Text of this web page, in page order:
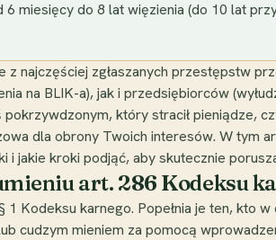
miesięcy do 8 lat więzienia (do 10 lat
z najczęściej zgłaszanych przestępstw
na BLIK-a), jak i przedsiębiorców
który stracił pieniądze,
dla obrony Twoich interesów. W tym
jakie kroki podjąć, aby skutecznie
art. 286 Kodeksu
Kodeksu karnego. Popełnia je ten, kto
cudzym mieniem za pomocą